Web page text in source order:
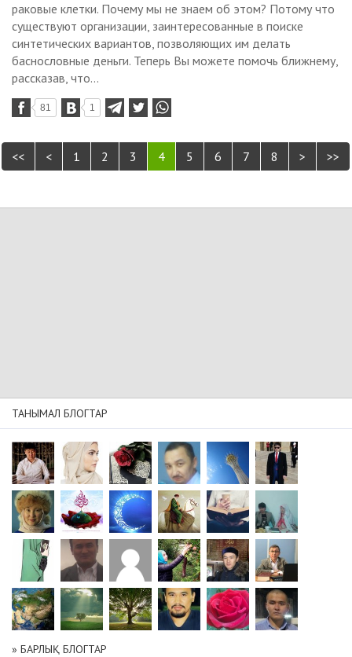
раковые клетки. Почему мы не знаем об этом? Потому что
существуют организации, заинтересованные в поиске
синтетических вариантов, позволяющих им делать
баснословные деньги. Теперь Вы можете помочь ближнему,
рассказав, что...
81 1
<< < 1 2 3 4 5 6 7 8 > >>
ТАНЫМАЛ БЛОГТАР
» БАРЛЫҚ БЛОГТАР